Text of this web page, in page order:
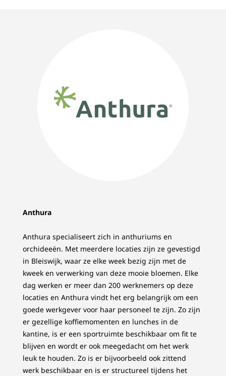
Anthura
Anthura specialiseert zich in anthuriums en
orchideeën. Met meerdere locaties zijn ze gevestigd
in Bleiswijk, waar ze elke week bezig zijn met de
kweek en verwerking van deze mooie bloemen. Elke
dag werken er meer dan 200 werknemers op deze
locaties en Anthura vindt het erg belangrijk om een
goede werkgever voor haar personeel te zijn. Zo zijn
er gezellige koffiemomenten en lunches in de
kantine, is er een sportruimte beschikbaar om fit te
blijven en wordt er ook meegedacht om het werk
leuk te houden. Zo is er bijvoorbeeld ook zittend
werk beschikbaar en is er structureel tijdens het